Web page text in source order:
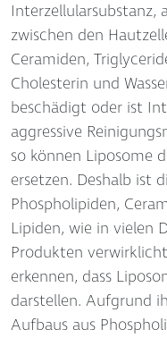
Interzellularsubstanz,
zwischen den
Ceramiden,
Cholesterin und
beschädigt oder ist
aggressive
so können Liposome
ersetzen. Deshalb ist
Phospholipiden,
Lipiden, wie in vielen
Produkten
erkennen, dass
darstellen. Aufgrund
Aufbaus aus